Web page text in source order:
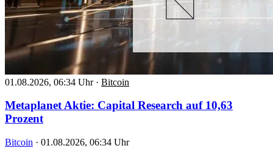
01.08.2026, 06:34 Uhr · Bitcoin
Metaplanet Aktie: Capital Research auf 10,63
Prozent
Bitcoin · 01.08.2026, 06:34 Uhr